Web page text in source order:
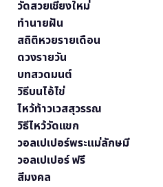
วัดสวยเชียงใหม่
ทำนายฝัน
สถิติหวยรายเดือน
ดวงรายวัน
บทสวดมนต์
วิธีบนไอ้ไข่
ไหว้ท้าวเวสสุวรรณ
วิธีไหว้วัดแขก
วอลเปเปอร์พระแม่ลักษมี
วอลเปเปอร์ ฟรี
สีมงคล